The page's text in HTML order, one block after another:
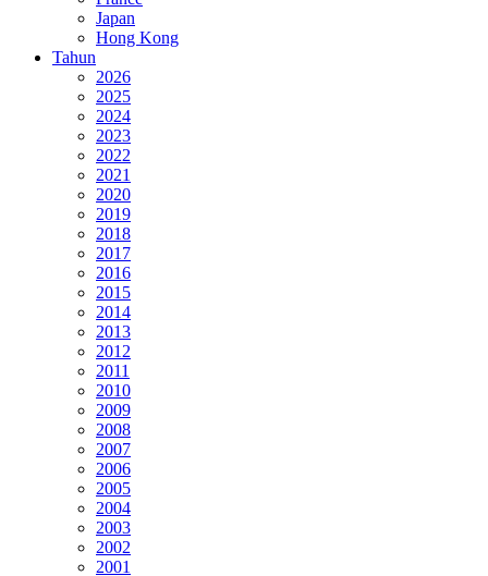
Japan
Hong Kong
Tahun
2026
2025
2024
2023
2022
2021
2020
2019
2018
2017
2016
2015
2014
2013
2012
2011
2010
2009
2008
2007
2006
2005
2004
2003
2002
2001